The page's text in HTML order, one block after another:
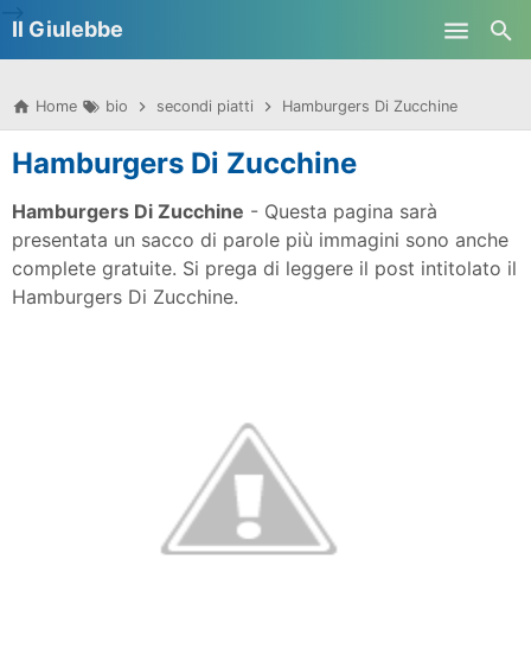
Il Giulebbe
Home bio secondi piatti Hamburgers Di Zucchine
Hamburgers Di Zucchine
Hamburgers Di Zucchine - Questa pagina sarà
presentata un sacco di parole più immagini sono anche
complete gratuite. Si prega di leggere il post intitolato il
Hamburgers Di Zucchine.